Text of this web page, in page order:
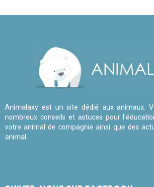
Animalaxy est un site dédié aux animaux.
nombreux conseils et astuces pour
votre animal de compagnie ainsi que des
animal.